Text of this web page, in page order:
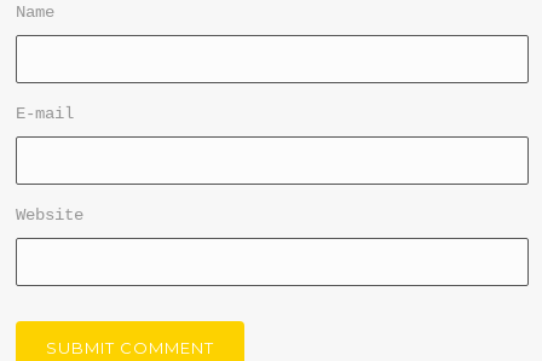
Name
E-mail
Website